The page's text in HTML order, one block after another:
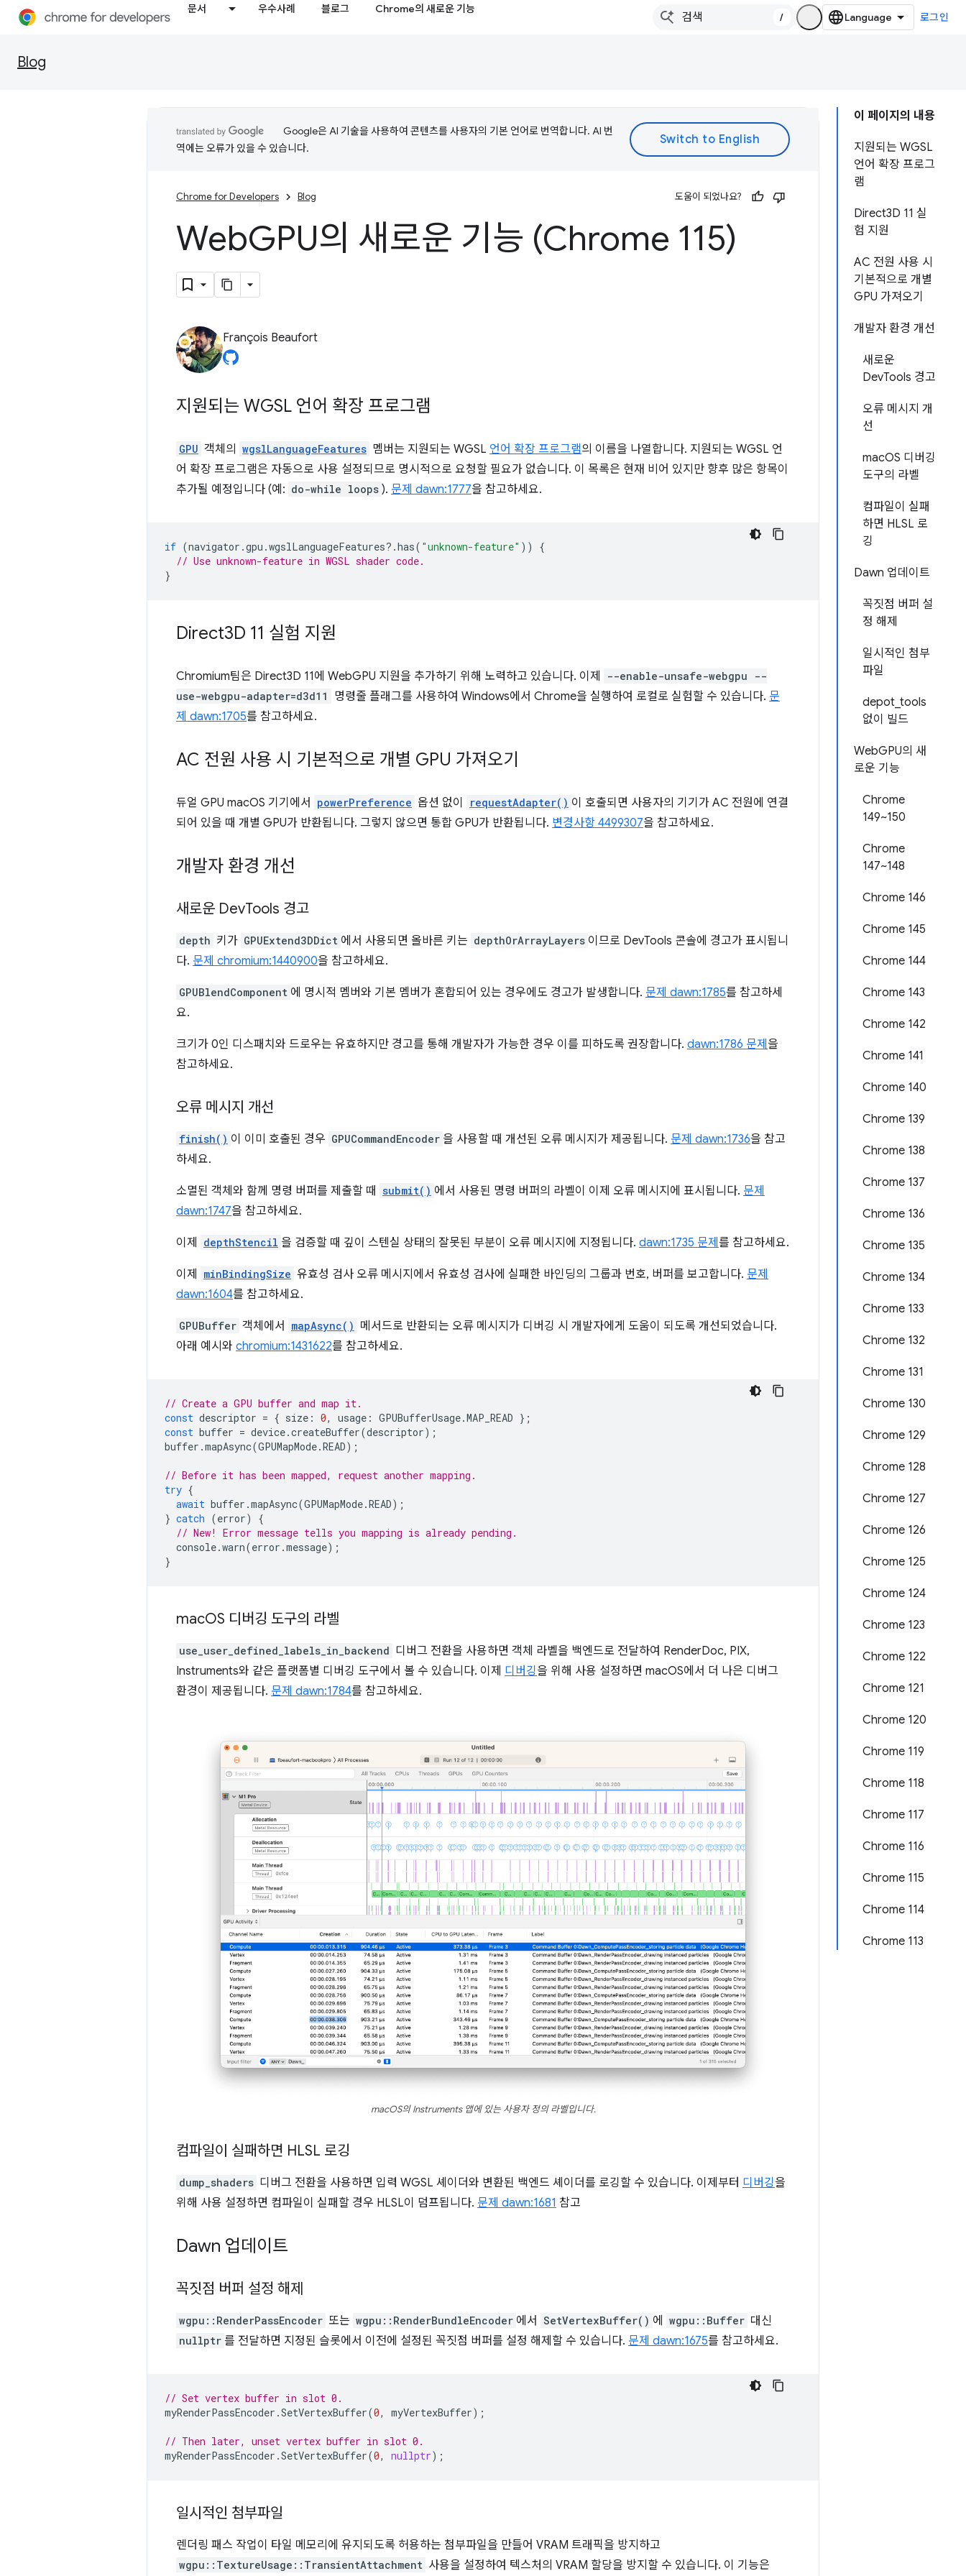
문서 우수사례 블로그 Chrome의 새로운 기능
/ 로그인
Blog
이 페이지의 내용
지원되는 WGSL
언어 확장 프로그
램
Direct3D 11 실
험 지원
AC 전원 사용 시
기본적으로 개별
GPU 가져오기
개발자 환경 개선
새로운
DevTools 경고
오류 메시지 개
선
macOS 디버깅
도구의 라벨
컴파일이 실패
하면 HLSL 로
깅
Dawn 업데이트
꼭짓점 버퍼 설
정 해제
일시적인 첨부
파일
depot_tools
없이 빌드
WebGPU의 새
로운 기능
Chrome
149~150
Chrome
147~148
Chrome 146
Chrome 145
Chrome 144
Chrome 143
Chrome 142
Chrome 141
Chrome 140
Chrome 139
Chrome 138
Chrome 137
Chrome 136
Chrome 135
Chrome 134
Chrome 133
Chrome 132
Chrome 131
Chrome 130
Chrome 129
Chrome 128
Chrome 127
Chrome 126
Chrome 125
Chrome 124
Chrome 123
Chrome 122
Chrome 121
Chrome 120
Chrome 119
Chrome 118
Chrome 117
Chrome 116
Chrome 115
Chrome 114
Chrome 113
Google은 AI 기술을 사용하여 콘텐츠를 사용자의 기본 언어로 번역합니다. AI 번
역에는 오류가 있을 수 있습니다.
Chrome for Developers Blog 도움이 되었나요?
WebGPU의 새로운 기능 (Chrome 115)
François Beaufort
지원되는 WGSL 언어 확장 프로그램
GPU 객체의 wgslLanguageFeatures 멤버는 지원되는 WGSL 언어 확장 프로그램의 이름을 나열합니다. 지원되는 WGSL 언
어 확장 프로그램은 자동으로 사용 설정되므로 명시적으로 요청할 필요가 없습니다. 이 목록은 현재 비어 있지만 향후 많은 항목이
추가될 예정입니다 (예: do-while loops ). 문제 dawn:1777을 참고하세요.
if (navigator .gpu .wgslLanguageFeatures? .has( "unknown-feature" ))
{
// Use unknown-feature in WGSL shader code.
}
Direct3D 11 실험 지원
Chromium팀은 Direct3D 11에 WebGPU 지원을 추가하기 위해 노력하고 있습니다. 이제
--enable-unsafe-webgpu --
use-webgpu-adapter=d3d11
명령줄 플래그를 사용하여 Windows에서 Chrome을 실행하여 로컬로 실험할 수 있습니다. 문
제 dawn:1705를 참고하세요.
AC 전원 사용 시 기본적으로 개별 GPU 가져오기
듀얼 GPU macOS 기기에서 powerPreference 옵션 없이 requestAdapter() 이 호출되면 사용자의 기기가 AC 전원에 연결
되어 있을 때 개별 GPU가 반환됩니다. 그렇지 않으면 통합 GPU가 반환됩니다. 변경사항 4499307을 참고하세요.
개발자 환경 개선
새로운 DevTools 경고
depth 키가 GPUExtend3DDict 에서 사용되면 올바른 키는 depthOrArrayLayers 이므로 DevTools 콘솔에 경고가 표시됩니
다. 문제 chromium:1440900을 참고하세요.
GPUBlendComponent 에 명시적 멤버와 기본 멤버가 혼합되어 있는 경우에도 경고가 발생합니다. 문제 dawn:1785를 참고하세
요.
크기가 0인 디스패치와 드로우는 유효하지만 경고를 통해 개발자가 가능한 경우 이를 피하도록 권장합니다. dawn:1786 문제 을
참고하세요.
오류 메시지 개선
finish() 이 이미 호출된 경우 GPUCommandEncoder 을 사용할 때 개선된 오류 메시지가 제공됩니다. 문제 dawn:1736을 참고
하세요.
소멸된 객체와 함께 명령 버퍼를 제출할 때 submit() 에서 사용된 명령 버퍼의 라벨이 이제 오류 메시지에 표시됩니다. 문제
dawn:1747을 참고하세요.
이제 depthStencil 을 검증할 때 깊이 스텐실 상태의 잘못된 부분이 오류 메시지에 지정됩니다. dawn:1735 문제 를 참고하세요.
이제 minBindingSize 유효성 검사 오류 메시지에서 유효성 검사에 실패한 바인딩의 그룹과 번호, 버퍼를 보고합니다. 문제
dawn:1604를 참고하세요.
GPUBuffer 객체에서 mapAsync() 메서드로 반환되는 오류 메시지가 디버깅 시 개발자에게 도움이 되도록 개선되었습니다.
아래 예시와 chromium:1431622를 참고하세요.
// Create a GPU buffer and map it.
const descriptor = { size : 0, usage : GPUBufferUsage.MAP_READ };
const buffer = device.createBuffer(descriptor);
buffer .mapAsync(GPUMapMode.READ);
// Before it has been mapped, request another mapping.
try {
await buffer .mapAsync(GPUMapMode.READ);
} catch (error)
{
// New! Error message tells you mapping is already pending.
console.warn(error .message);
}
macOS 디버깅 도구의 라벨
use_user_defined_labels_in_backend 디버그 전환을 사용하면 객체 라벨을 백엔드로 전달하여 RenderDoc, PIX,
Instruments와 같은 플랫폼별 디버깅 도구에서 볼 수 있습니다. 이제 디버깅을 위해 사용 설정하면 macOS에서 더 나은 디버그
환경이 제공됩니다. 문제 dawn:1784를 참고하세요.
macOS의 Instruments 앱에 있는 사용자 정의 라벨입니다.
컴파일이 실패하면 HLSL 로깅
dump_shaders 디버그 전환을 사용하면 입력 WGSL 셰이더와 변환된 백엔드 셰이더를 로깅할 수 있습니다. 이제부터 디버깅을
위해 사용 설정하면 컴파일이 실패할 경우 HLSL이 덤프됩니다. 문제 dawn:1681 참고
Dawn 업데이트
꼭짓점 버퍼 설정 해제
wgpu::RenderPassEncoder 또는 wgpu::RenderBundleEncoder 에서 SetVertexBuffer() 에 wgpu::Buffer 대신
nullptr 를 전달하면 지정된 슬롯에서 이전에 설정된 꼭짓점 버퍼를 설정 해제할 수 있습니다. 문제 dawn:1675를 참고하세요.
// Set vertex buffer in slot 0.
myRenderPassEncoder .SetVertexBuffer(0, myVertexBuffer);
// Then later, unset vertex buffer in slot 0.
myRenderPassEncoder .SetVertexBuffer(0, nullptr);
일시적인 첨부파일
렌더링 패스 작업이 타일 메모리에 유지되도록 허용하는 첨부파일을 만들어 VRAM 트래픽을 방지하고
wgpu::TextureUsage::TransientAttachment 사용을 설정하여 텍스처의 VRAM 할당을 방지할 수 있습니다. 이 기능은